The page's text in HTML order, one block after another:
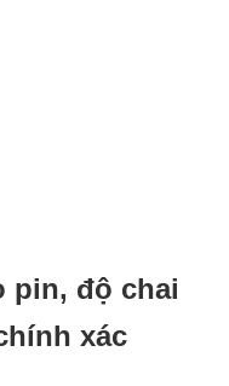
pin, độ chai
xác